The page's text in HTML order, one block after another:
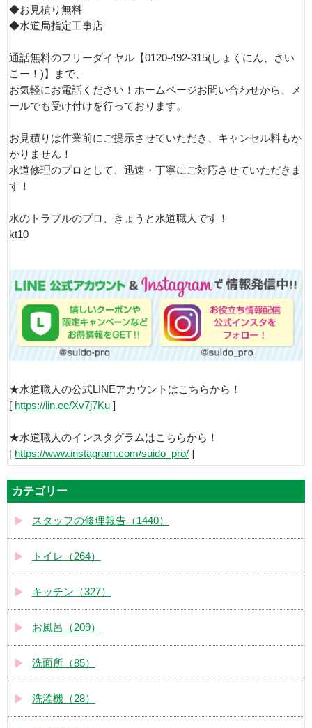
◆お見積り無料
◆水道局指定工事店
通話無料のフリーダイヤル【0120-492-315(しょくにん、さい
こー！)】まで、
お気軽にお電話ください！ホームページお問い合わせから、メ
ールでも受け付けを行っております。
お見積りは作業前にご提示させていただき、キャンセル料もか
かりません！
水道修理のプロとして、迅速・丁寧にご対応させていただきま
す！
水のトラブルのプロ、きょうと水道職人です！
kt10
★水道職人の公式LINEアカウントはこちらから！
[ https://lin.ee/Xv7j7Ku ]
★水道職人のインスタグラムはこちらから！
[ https://www.instagram.com/suido_pro/ ]
カテゴリー
スタッフの修理報告（1440）
トイレ（264）
キッチン（327）
お風呂（209）
洗面所（85）
洗濯機（28）